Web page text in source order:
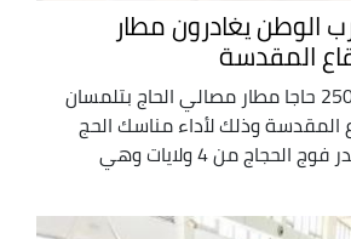
الوطن يغادرون مطار
المقدسة
غادر اليوم الجمعة، 250 حاجا مطار مصالي الحاج بتلمسان
وذلك لأداء مناسك الحج
لموسم 2024 . وينحدر فوج الحجاج من 4 ولايات وهي